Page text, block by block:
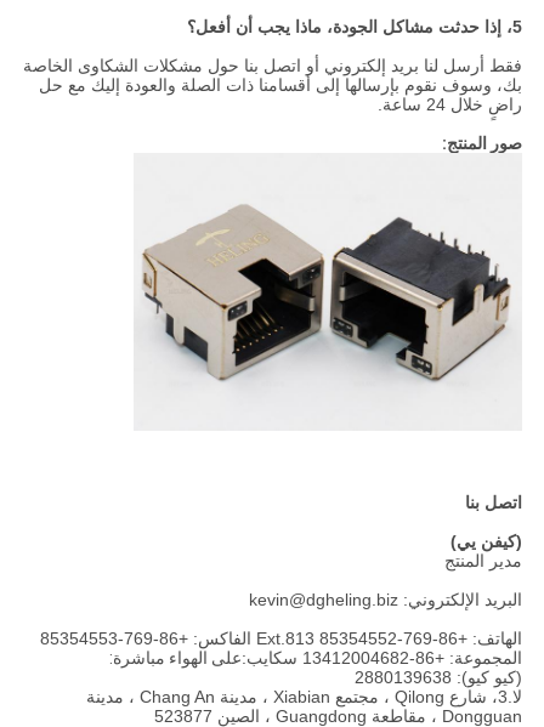
5، إذا حدثت مشاكل الجودة، ماذا يجب أن أفعل؟
فقط أرسل لنا بريد إلكتروني أو اتصل بنا حول مشكلات الشكاوى الخاصة
بك، وسوف نقوم بإرسالها إلى أقسامنا ذات الصلة والعودة إليك مع حل
راضٍ خلال 24 ساعة.
صور المنتج:
اتصل بنا
(كيفن يي)
مدير المنتج
البريد الإلكتروني: kevin@dgheling.biz
الهاتف: +86-769-85354552 Ext.813 الفاكس: +86-769-85354553
المجموعة: +86-13412004682 سكايب:
على الهواء مباشرة:
(كيو كيو): 2880139638
لا.3، شارع Qilong ، مجتمع Xiabian ، مدينة Chang An ، مدينة
Dongguan ، مقاطعة Guangdong ، الصين 523877